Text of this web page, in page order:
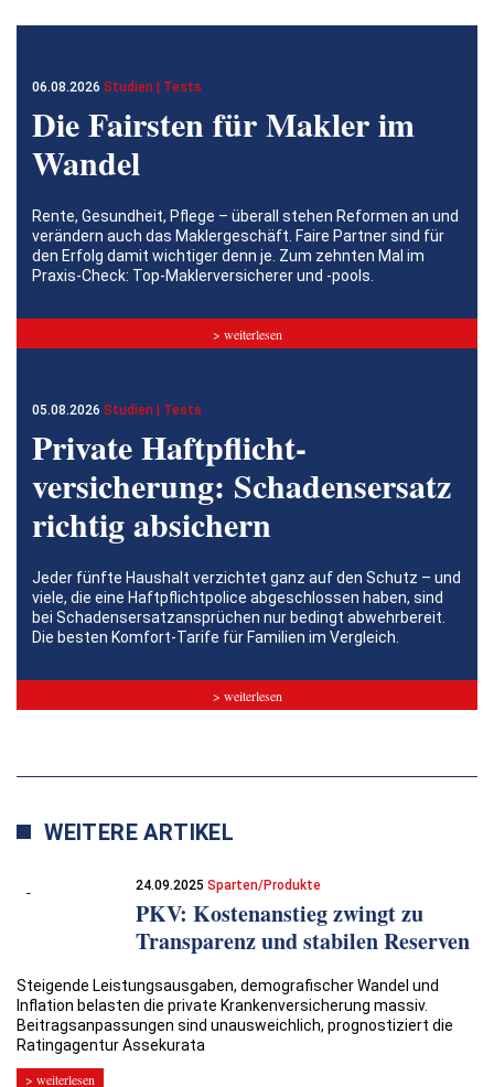
06.08.2026 Studien | Tests
Die Fairsten für Makler im
Wandel
Rente, Gesundheit, Pflege – überall stehen Reformen an und
verändern auch das Maklergeschäft. Faire Partner sind für
den Erfolg damit wichtiger denn je. Zum zehnten Mal im
Praxis-Check: Top-Maklerversicherer und -pools.
> weiterlesen
05.08.2026 Studien | Tests
Private Haftpflicht­
versicherung: Schadensersatz
richtig absichern
Jeder fünfte Haushalt verzichtet ganz auf den Schutz – und
viele, die eine Haftpflichtpolice abgeschlossen haben, sind
bei Schadensersatzansprüchen nur bedingt abwehrbereit.
Die besten Komfort-Tarife für Familien im Vergleich.
> weiterlesen
WEITERE ARTIKEL
24.09.2025Sparten/Produkte
PKV: Kostenanstieg zwingt zu
Transparenz und stabilen Reserven
Steigende Leistungsausgaben, demografischer Wandel und
Inflation belasten die private Krankenversicherung massiv.
Beitragsanpassungen sind unausweichlich, prognostiziert die
Ratingagentur Assekurata
> weiterlesen